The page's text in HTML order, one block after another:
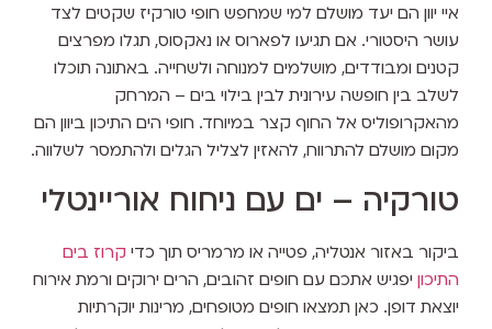
איי יוון הם יעד מושלם למי שמחפש חופי טורקיז שקטים לצד
עושר היסטורי. אם תגיעו לפארוס או נאקסוס, תגלו מפרצים
קטנים ומבודדים, מושלמים למנוחה ולשחייה. באתונה תוכלו
לשלב בין חופשה עירונית לבין בילוי בים – המרחק
מהאקרופוליס אל החוף קצר במיוחד. חופי הים התיכון ביוון הם
מקום מושלם להתרווח, להאזין לצליל הגלים ולהתמסר לשלווה.
טורקיה – ים עם ניחוח אוריינטלי
ביקור באזור אנטליה, פטייה או מרמריס תוך כדיקרוז בים
התיכוןיפגיש אתכם עם חופים זהובים, הרים ירוקים ורמת אירוח
יוצאת דופן. כאן תמצאו חופים מטופחים, מרינות יוקרתיות